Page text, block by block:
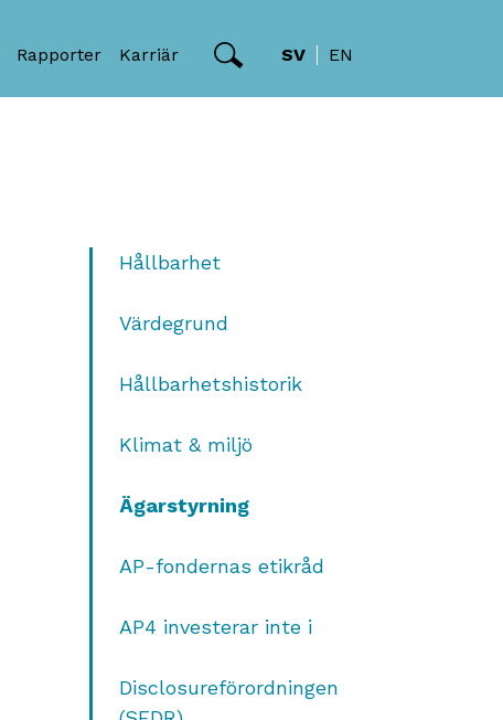
Rapporter Karriär SV EN
Hållbarhet
Värdegrund
Hållbarhetshistorik
Klimat & miljö
Ägarstyrning
AP-fondernas etikråd
AP4 investerar inte i
Disclosureförordningen